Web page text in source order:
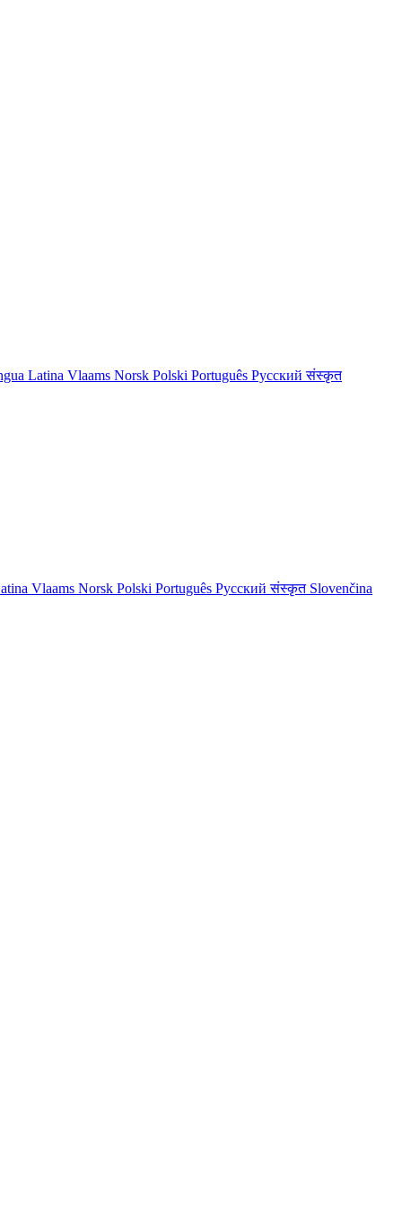
Latina Vlaams Norsk Polski Português Русскийसंस्कृत
Vlaams Norsk Polski Português Русскийसंस्कृत Slovenčina